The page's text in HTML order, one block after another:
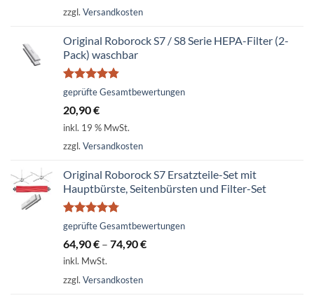
zzgl. Versandkosten
Original Roborock S7 / S8 Serie HEPA-Filter (2-
Pack) waschbar
Bewertet
von 5
geprüfte Gesamtbewertungen
20,90€
inkl. 19 % MwSt.
zzgl. Versandkosten
Original Roborock S7 Ersatzteile-Set mit
Hauptbürste, Seitenbürsten und Filter-Set
Bewertet
von 5
geprüfte Gesamtbewertungen
64,90€ – 74,90€
inkl. MwSt.
zzgl. Versandkosten